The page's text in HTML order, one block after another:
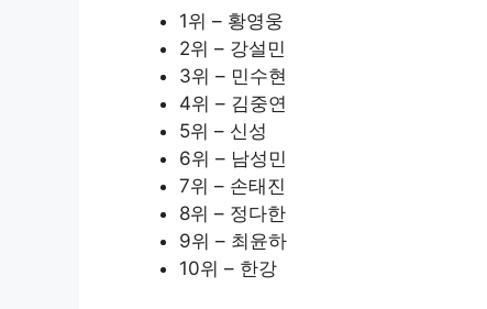
1위 – 황영웅
2위 – 강설민
3위 – 민수현
4위 – 김중연
5위 – 신성
6위 – 남성민
7위 – 손태진
8위 – 정다한
9위 – 최윤하
10위 – 한강